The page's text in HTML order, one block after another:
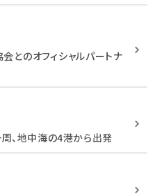
とのオフィシャルパートナ
周、地中海の4港から出発